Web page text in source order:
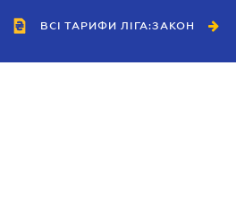
ВСІ ТАРИФИ ЛІГА:ЗАКОН